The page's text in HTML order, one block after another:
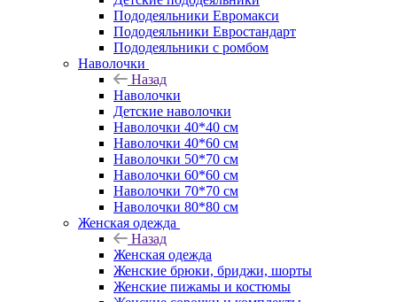
Пододеяльники Евромакси
Пододеяльники Евростандарт
Пододеяльники с ромбом
Наволочки
Назад
Наволочки
Детские наволочки
Наволочки 40*40 см
Наволочки 40*60 см
Наволочки 50*70 см
Наволочки 60*60 см
Наволочки 70*70 см
Наволочки 80*80 см
Женская одежда
Назад
Женская одежда
Женские брюки, бриджи, шорты
Женские пижамы и костюмы